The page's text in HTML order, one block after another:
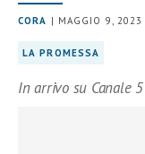
CORA | MAGGIO 9, 2023
LA PROMESSA
In arrivo su Canale